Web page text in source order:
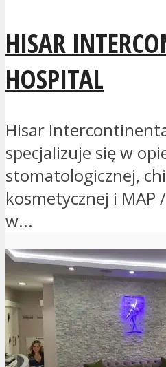
HISAR
HOSPITAL
Hisar
specjalizuje się w
stomatologicznej,
kosmetycznej i MAP
w...